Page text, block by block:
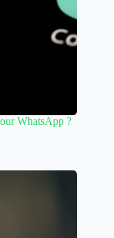
WhatsApp ?